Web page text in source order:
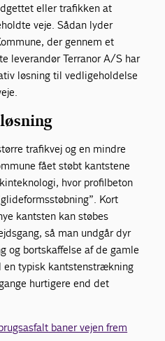
eller trafikken at
veje. Sådan lyder
der gennem et
leverandør Terranor A/S har
løsning til vedligeholdelse
trafikvej og en mindre
fået støbt kantstene
hvor profilbeton
Kort
kantsten kan støbes
så man undgår dyr
og bortskaffelse af de gamle
en typisk kantstenstrækning
hurtigere end det
baner vejen frem